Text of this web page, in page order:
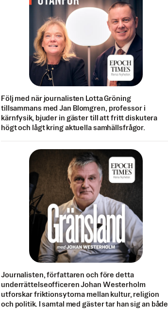
Följ med när journalisten Lotta Gröning
tillsammans med Jan Blomgren, professor i
kärnfysik, bjuder in gäster till att fritt diskutera
högt och lågt kring aktuella samhällsfrågor.
Journalisten, författaren och före detta
underrättelseofficeren Johan Westerholm
utforskar friktionsytorna mellan kultur, religion
och politik. I samtal med gäster tar han sig an både